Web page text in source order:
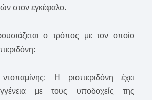
στον εγκέφαλο.
ο τρόπος με τον οποίο
Η ρισπεριδόνη έχει
με τους υποδοχείς της